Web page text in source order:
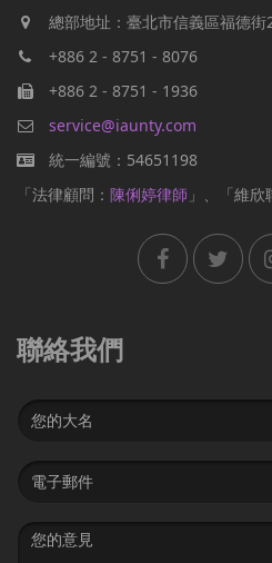
總部地址：臺北市信義區福德
+886 2 - 8751 - 8076
+886 2 - 8751 - 1936
service@iaunty.com
統一編號：54651198
「法律顧問： 陳俐婷律師 」、「維欣
聯絡我們
Name
Email
address
Message